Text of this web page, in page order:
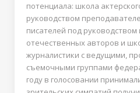
потенциала: школа
руководством
писателей под руководством
отечественных авторов и
журналистики с ведущими,
съемочными группами
году в голосовании